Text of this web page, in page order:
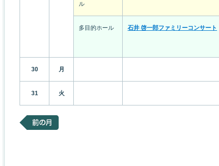
ル
多目的ホール 石井 啓一郎ファミリーコンサート
30 月
31 火